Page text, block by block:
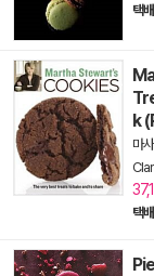
택배
k
마
택배